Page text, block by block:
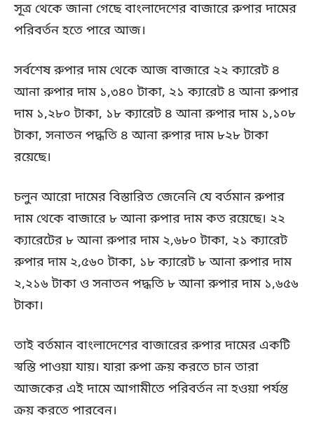
সূত্র থেকে জানা গেছে বাংলাদেশের বাজারে রুপার দামের
পরিবর্তন হতে পারে আজ।
সর্বশেষ রুপার দাম থেকে আজ বাজারে ২২ ক্যারেট ৪
আনা রুপার দাম ১,৩৪০ টাকা, ২১ ক্যারেট ৪ আনা রুপার
দাম ১,২৮০ টাকা, ১৮ ক্যারেট ৪ আনা রুপার দাম ১,১০৮
টাকা, সনাতন পদ্ধতি ৪ আনা রুপার দাম ৮২৮ টাকা
রয়েছে।
চলুন আরো দামের বিস্তারিত জেনেনি যে বর্তমান রুপার
দাম থেকে বাজারে ৮ আনা রুপার দাম কত রয়েছে। ২২
ক্যারেটের ৮ আনা রুপার দাম ২,৬৮০ টাকা, ২১ ক্যারেট
রুপার দাম ২,৫৬০ টাকা, ১৮ ক্যারেট ৮ আনা রুপার দাম
২,২১৬ টাকা ও সনাতন পদ্ধতি ৮ আনা রুপার দাম ১,৬৫৬
টাকা।
তাই বর্তমান বাংলাদেশের বাজারের রুপার দামের একটি
স্বস্তি পাওয়া যায়। যারা রুপা ক্রয় করতে চান তারা
আজকের এই দামে আগামীতে পরিবর্তন না হওয়া পর্যন্ত
ক্রয় করতে পারবেন।